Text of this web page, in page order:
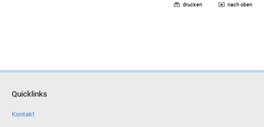
drucken nach oben
Quicklinks
Kontakt